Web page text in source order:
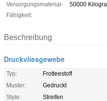
Versorgungsmaterial-
Fähigkeit:
50000
Beschreibung
Druckvliesgewebe
Typ:
Frotteestoff
Muster:
Gedruckt
Style:
Streifen